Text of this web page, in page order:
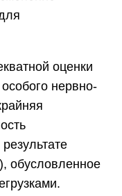
оценки
нервно-
обусловленное